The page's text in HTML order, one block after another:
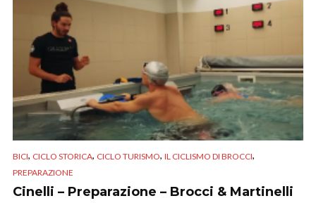
BICI, CICLO STORICA, CICLO TURISMO, IL CICLISMO DI BROCCI,
PREPARAZIONE
Cinelli – Preparazione – Brocci & Martinelli